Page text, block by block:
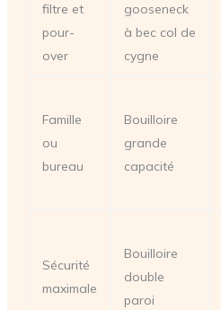
filtre et
pour-
over
gooseneck
à bec col de
cygne
Famille
ou
bureau
Bouilloire
grande
capacité
Sécurité
maximale
Bouilloire
double
paroi